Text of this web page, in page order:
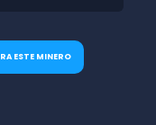
ESTE MINERO